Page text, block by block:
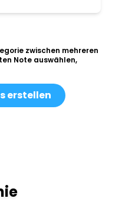
zwischen mehreren
Note auswählen,
erstellen